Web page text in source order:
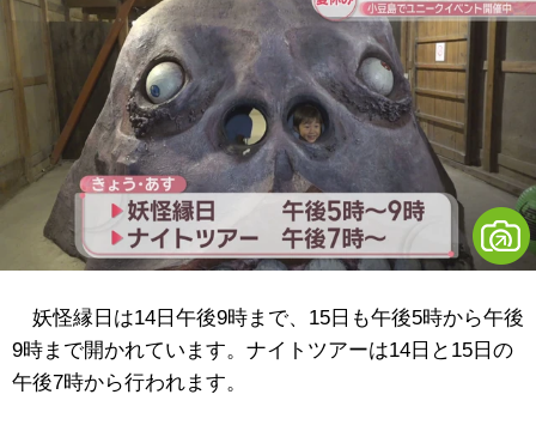
妖怪縁日は14日午後9時まで、15日も午後5時から午後
9時まで開かれています。ナイトツアーは14日と15日の
午後7時から行われます。